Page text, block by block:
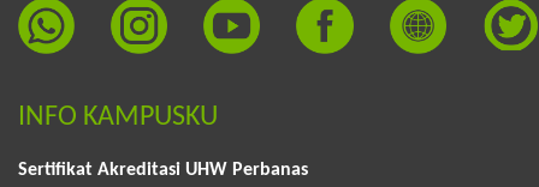
INFO KAMPUSKU
Sertifikat Akreditasi UHW Perbanas